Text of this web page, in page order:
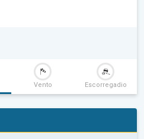
Vento Escorregadio